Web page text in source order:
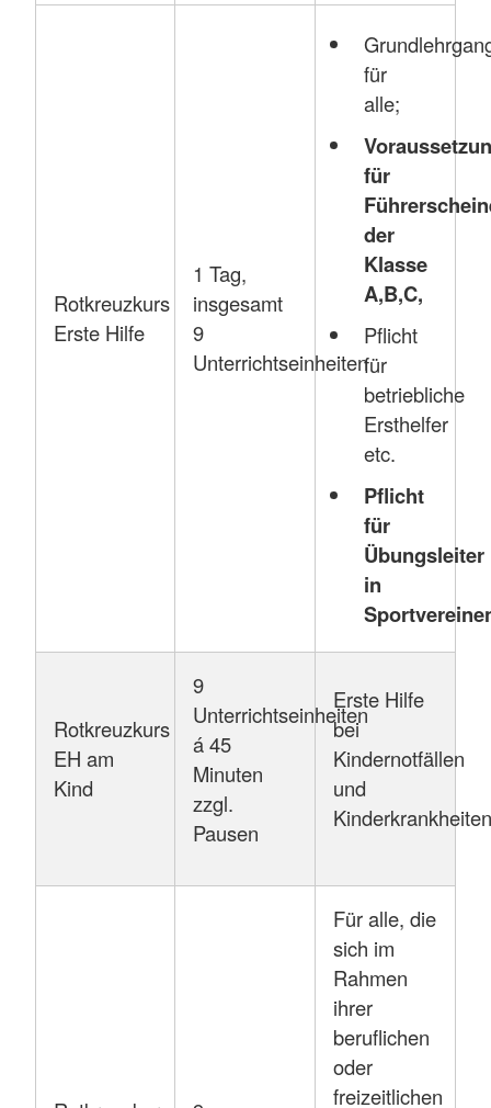
Rotkreuzkurs
Erste Hilfe
1 Tag,
insgesamt
9
Unterrichtseinheiten
für
alle;
für
der
Klasse
A,B,C,
Pflicht
für
betriebliche
Ersthelfer
etc.
Pflicht
für
Übungsleiter
in
Rotkreuzkurs
EH am
Kind
9
Unterrichtseinheiten
á 45
Minuten
zzgl.
Pausen
Erste Hilfe
bei
Kindernotfällen
und
Kinderkrankheiten
Für alle, die
sich im
Rahmen
ihrer
beruflichen
oder
freizeitlichen